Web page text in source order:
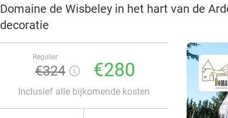
Domaine de Wisbeley in het hart van de
decoratie
Regulier
€324 €280
Inclusief alle bijkomende kosten